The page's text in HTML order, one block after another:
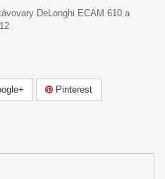
DeLonghi ECAM 610 a
Pinterest